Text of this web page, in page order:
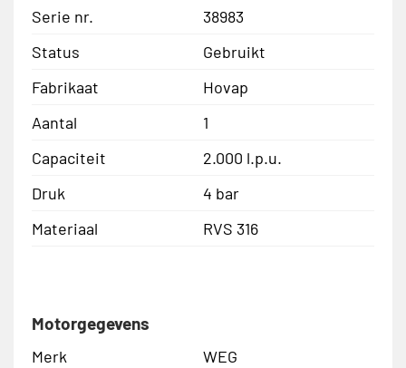
Serie nr.
38983
Status
Gebruikt
Fabrikaat
Hovap
Aantal
1
Capaciteit
2.000 l.p.u.
Druk
4 bar
Materiaal
RVS 316
Motorgegevens
Merk
WEG